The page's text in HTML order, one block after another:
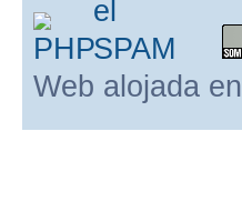
Web alojada en